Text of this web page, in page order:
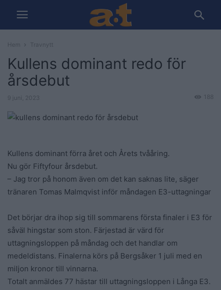
Hem Travnytt
Kullens dominant redo för
årsdebut
9 juni, 2023 188
Kullens dominant förra året och Årets tvååring.
Nu gör Fiftyfour årsdebut.
– Jag tror på honom även om det kan saknas lite, säger
tränaren Tomas Malmqvist inför måndagen E3-uttagningar
Det börjar dra ihop sig till sommarens första finaler i E3 för
såväl hingstar som ston. Färjestad är värd för
uttagningsloppen på måndag och det handlar om
medeldistans. Finalerna körs på Bergsåker 1 juli med en
miljon kronor till vinnarna.
Totalt anmäldes 77 hästar till uttagningsloppen i Långa E3.